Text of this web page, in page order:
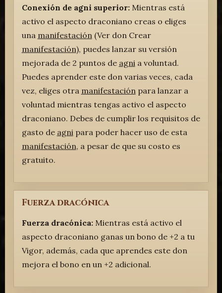
Conexión de agni superior:Mientras está
activo el aspecto draconiano creas o eliges
una manifestación (Ver don Crear
manifestación), puedes lanzar su versión
mejorada de 2 puntos de agni a voluntad.
Puedes aprender este don varias veces, cada
vez, eliges otra manifestación para lanzar a
voluntad mientras tengas activo el aspecto
draconiano. Debes de cumplir los requisitos de
gasto de agni para poder hacer uso de esta
manifestación, a pesar de que su costo es
gratuito.
Fuerza dracónica
Fuerza dracónica:Mientras está activo el
aspecto draconiano ganas un bono de +2 a tu
Vigor, además, cada que aprendes este don
mejora el bono en un +2 adicional.